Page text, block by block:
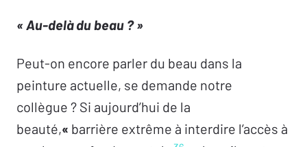
« Au-delà du beau ? »
Peut-on encore parler du beau dans la
peinture actuelle, se demande notre
collègue ? Si aujourd’hui de la
beauté,« barrière extrême à interdire l’accès à